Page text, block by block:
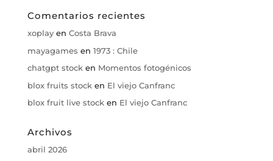
Comentarios recientes
xoplayen Costa Brava
mayagames en 1973 : Chile
chatgpt stocken Momentos fotogénicos
blox fruits stocken El viejo Canfranc
blox fruit live stocken El viejo Canfranc
Archivos
abril 2026